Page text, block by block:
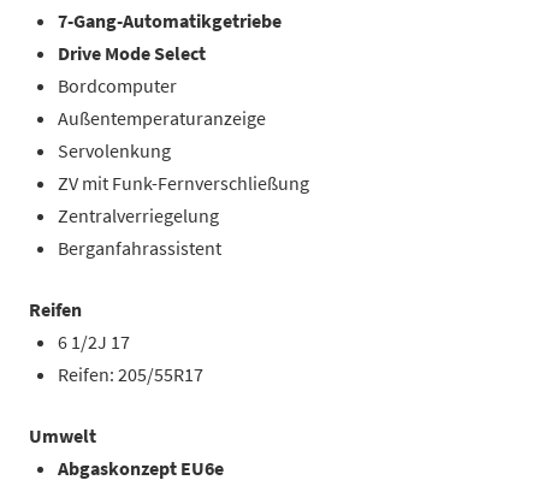
7-Gang-Automatikgetriebe
Drive Mode Select
Bordcomputer
Außentemperaturanzeige
Servolenkung
ZV mit Funk-Fernverschließung
Zentralverriegelung
Berganfahrassistent
Reifen
6 1/2J 17
Reifen: 205/55R17
Umwelt
Abgaskonzept EU6e